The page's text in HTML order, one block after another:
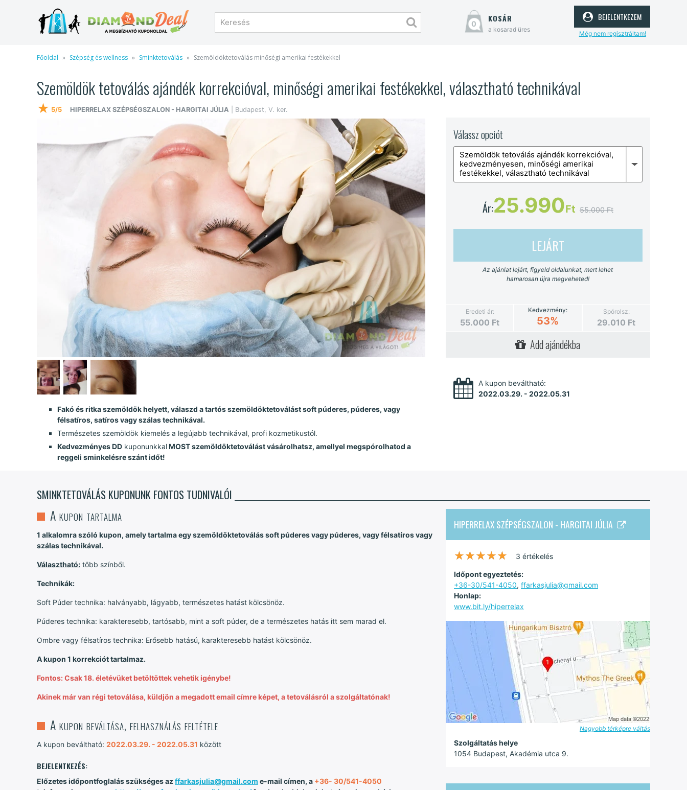
0 kosár
a kosarad üres
bejelentkezem
Még nem regisztráltam!
Főoldal Szépség és wellness Sminktetoválás Szemöldöktetoválás minőségi amerikai festékekkel
Szemöldök tetoválás ajándék korrekcióval, minőségi amerikai festékekkel, választható technikával
★ 5/5 HIPERRELAX SZÉPSÉGSZALON - HARGITAI JÚLIA | Budapest, V. ker.
Fakó és ritka szemöldök helyett, válaszd a tartós szemöldöktetoválást soft púderes, púderes, vagy
félsatíros, satíros vagy szálas technikával.
Természetes szemöldök kiemelés a legújabb technikával, profi kozmetikustól.
Kedvezményes DD kuponunkkalMOST szemöldöktetoválást vásárolhatsz, amellyel megspórolhatod a
reggeli sminkelésre szánt időt!
Válassz opciót
Szemöldök tetoválás ajándék korrekcióval,
kedvezményesen, minőségi amerikai
festékekkel, választható technikával
Ár:25.990Ft 55.000 Ft
LEJÁRT
Az ajánlat lejárt, figyeld oldalunkat, mert lehet
hamarosan újra megveheted!
Eredeti ár:
55.000 Ft
Kedvezmény:
53%
Spórolsz:
29.010 Ft
Add ajándékba
A kupon beváltható:
2022.03.29. - 2022.05.31
SMINKTETOVÁLÁS KUPONUNK FONTOS TUDNIVALÓI
A kupon tartalma
1 alkalomra szóló kupon, amely tartalma egy szemöldöktetoválás soft púderes vagy púderes, vagy félsatíros vagy
szálas technikával.
Választható: több színből.
Technikák:
Soft Púder technika: halványabb, lágyabb, természetes hatást kölcsönöz.
Púderes technika: karakteresebb, tartósabb, mint a soft púder, de a természetes hatás itt sem marad el.
Ombre vagy félsatíros technika: Erősebb hatású, karakteresebb hatást kölcsönöz.
A kupon 1 korrekciót tartalmaz.
Fontos: Csak 18. életévüket betöltöttek vehetik igénybe!
Akinek már van régi tetoválása, küldjön a megadott email címre képet, a tetoválásról a szolgáltatónak!
A kupon beváltása, felhasználás feltétele
A kupon beváltható: 2022.03.29. - 2022.05.31 között
BEJELENTKEZÉS:
Előzetes időpontfoglalás szükséges azffarkasjulia@gmail.com e-mail címen, a +36- 30/541-4050
HIPERRELAX SZÉPSÉGSZALON - HARGITAI JÚLIA
★★★★★
★★★★★ 3 értékelés
Időpont egyeztetés:
+36-30/541-4050, ffarkasjulia@gmail.com
Honlap:
www.bit.ly/hiperrelax
Nagyobb térképre váltás
Szolgáltatás helye
1054 Budapest, Akadémia utca 9.